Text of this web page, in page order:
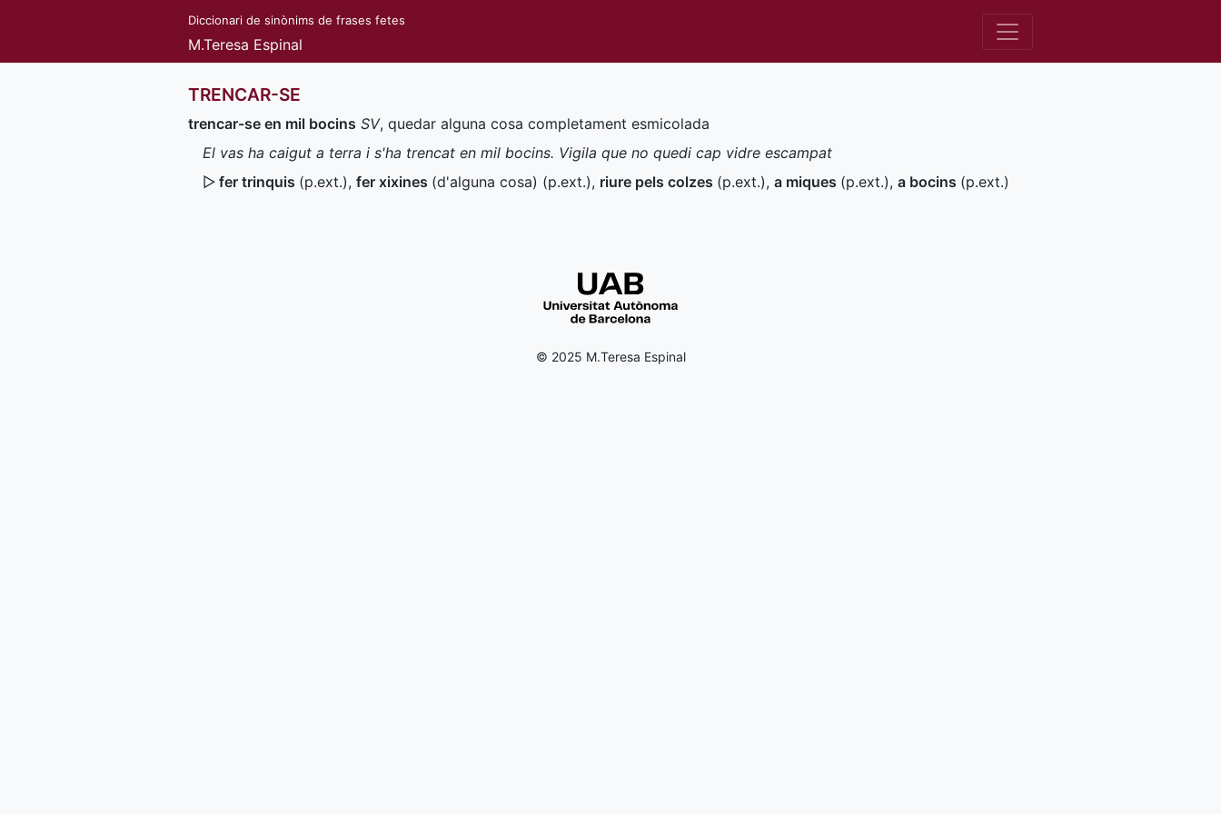
Diccionari de sinònims de frases fetes
M.Teresa Espinal
TRENCAR-SE
trencar-se en mil bocins SV, quedar alguna cosa completament esmicolada
El vas ha caigut a terra i s'ha trencat en mil bocins. Vigila que no quedi cap vidre escampat
▷ fer trinquis (p.ext.), fer xixines (d'alguna cosa) (p.ext.), riure pels colzes (p.ext.), a miques (p.ext.), a bocins (p.ext.)
© 2025 M.Teresa Espinal